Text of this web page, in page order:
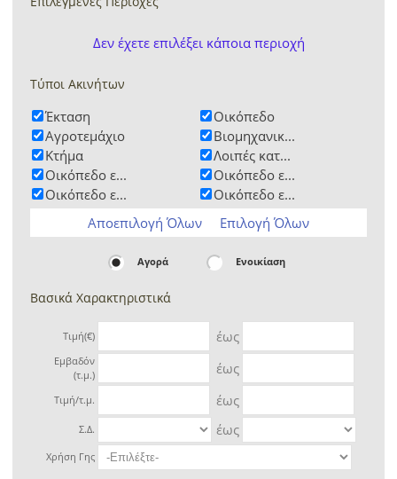
Δεν έχετε επιλέξει κάποια περιοχή
Τύποι Ακινήτων
Έκταση
Οικόπεδο
Αγροτεμάχιο
Βιομηχανικ...
Κτήμα
Λοιπές κατ...
Οικόπεδο ε...
Οικόπεδο ε...
Οικόπεδο ε...
Οικόπεδο ε...
Αποεπιλογή Όλων
Επιλογή Όλων
Αγορά Ενοικίαση
Βασικά Χαρακτηριστικά
Τιμή(€) έως
Εμβαδόν
(τ.μ.)
έως
Τιμή/τ.μ. έως
Σ.Δ. έως
Χρήση Γης